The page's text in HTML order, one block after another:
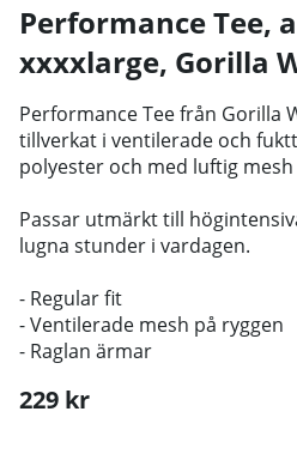
Performance Tee,
xxxxlarge, Gorilla
Performance Tee från Gorilla
tillverkat i ventilerade och
polyester och med luftig mesh
Passar utmärkt till
lugna stunder i vardagen.
- Regular fit
- Ventilerade mesh på ryggen
- Raglan ärmar
229 kr